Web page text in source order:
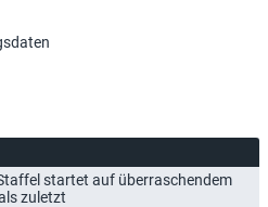
startet auf überraschendem
zuletzt